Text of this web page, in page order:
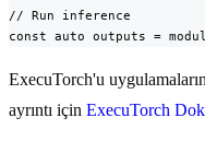
// Run inference
const auto outputs =
ExecuTorch'u
ayrıntı için ExecuTorch